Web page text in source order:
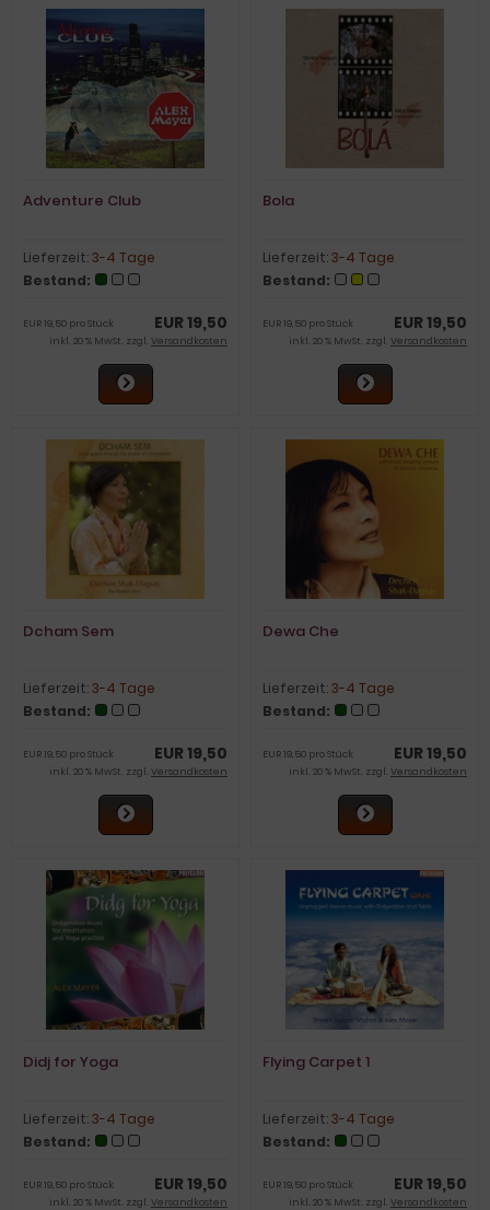
Adventure Club
Lieferzeit:3-4 Tage
Bestand:
EUR 19,50
EUR 19,50 pro Stück
inkl. 20 % MwSt. zzgl. Versandkosten
Bola
Lieferzeit:3-4 Tage
Bestand:
EUR 19,50
EUR 19,50 pro Stück
inkl. 20 % MwSt. zzgl. Versandkosten
Dcham Sem
Lieferzeit:3-4 Tage
Bestand:
EUR 19,50
EUR 19,50 pro Stück
inkl. 20 % MwSt. zzgl. Versandkosten
Dewa Che
Lieferzeit:3-4 Tage
Bestand:
EUR 19,50
EUR 19,50 pro Stück
inkl. 20 % MwSt. zzgl. Versandkosten
Didj for Yoga
Lieferzeit:3-4 Tage
Bestand:
EUR 19,50
EUR 19,50 pro Stück
inkl. 20 % MwSt. zzgl. Versandkosten
Flying Carpet 1
Lieferzeit:3-4 Tage
Bestand:
EUR 19,50
EUR 19,50 pro Stück
inkl. 20 % MwSt. zzgl. Versandkosten